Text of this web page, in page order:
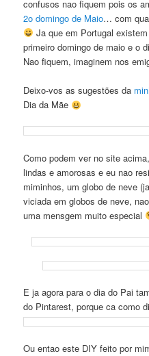
confusos nao fiquem pois os
2o domingo de Maio… com
Ja que em Portugal
primeiro domingo de maio e o
Nao fiquem, imaginem nos
Deixo-vos as sugestões da
Dia da Mãe
Como podem ver no site
lindas e amorosas e eu nao
miminhos, um globo de neve
viciada em globos de neve,
uma mensgem muito especial
E ja agora para o dia do Pai
do Pintarest, porque ca como
Ou entao este DIY feito por